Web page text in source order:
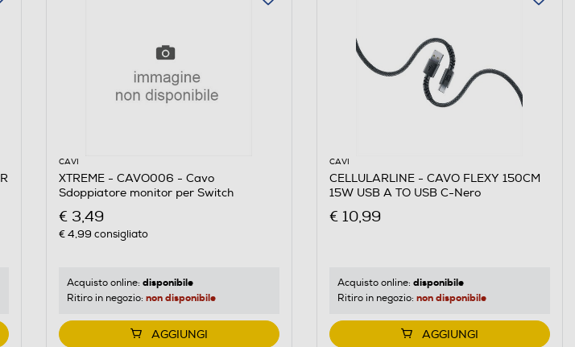
CAVI
XTREME - CAVO006 - Cavo
Sdoppiatore monitor per Switch
€ 3,49
€ 4,99 consigliato
Acquisto online: disponibile
Ritiro in negozio: non disponibile
AGGIUNGI
CAVI
CELLULARLINE - CAVO FLEXY 150CM
15W USB A TO USB C-Nero
€ 10,99
Acquisto online: disponibile
Ritiro in negozio: non disponibile
AGGIUNGI